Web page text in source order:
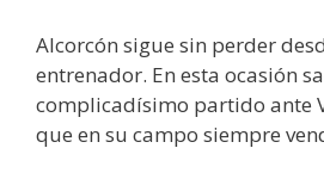
Alcorcón sigue sin perder
entrenador. En esta ocasión
complicadísimo partido ante
que en su campo siempre